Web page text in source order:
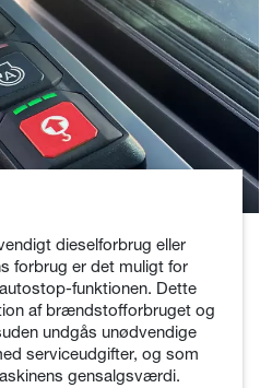
dieselforbrug eller
forbrug er det muligt for
funktionen. Dette
af brændstofforbruget og
undgås unødvendige
serviceudgifter, og som
gensalgsværdi.